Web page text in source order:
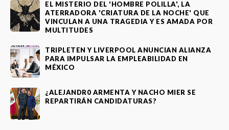
EL MISTERIO DEL 'HOMBRE POLILLA', LA
ATERRADORA 'CRIATURA DE LA NOCHE' QUE
VINCULAN A UNA TRAGEDIA Y ES AMADA POR
MULTITUDES
TRIPLETEN Y LIVERPOOL ANUNCIAN ALIANZA
PARA IMPULSAR LA EMPLEABILIDAD EN
MÉXICO
¿ALEJANDR0 ARMENTA Y NACHO MIER SE
REPARTIRÁN CANDIDATURAS?